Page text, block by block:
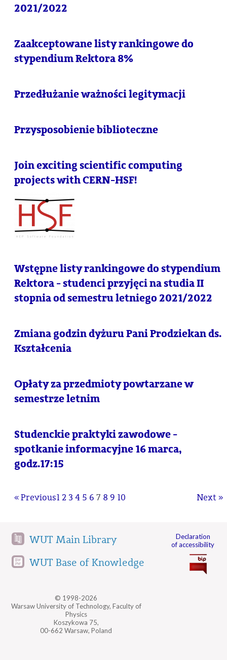
2021/2022
Zaakceptowane listy rankingowe do
stypendium Rektora 8%
Przedłużanie ważności legitymacji
Przysposobienie biblioteczne
Join exciting scientific computing
projects with CERN-HSF!
Wstępne listy rankingowe do stypendium
Rektora - studenci przyjęci na studia II
stopnia od semestru letniego 2021/2022
Zmiana godzin dyżuru Pani Prodziekan ds.
Kształcenia
Opłaty za przedmioty powtarzane w
semestrze letnim
Studenckie praktyki zawodowe -
spotkanie informacyjne 16 marca,
godz.17:15
« Previous Next »
1 2 3 4 5 6 7 8 9 10
WUT Main Library
WUT Base of Knowledge
© 1998-2026
Warsaw University of Technology, Faculty of
Physics
Koszykowa 75,
00-662 Warsaw, Poland
Declaration
of accessibility